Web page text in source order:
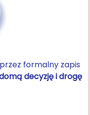
formalny zapis
decyzję i drogę